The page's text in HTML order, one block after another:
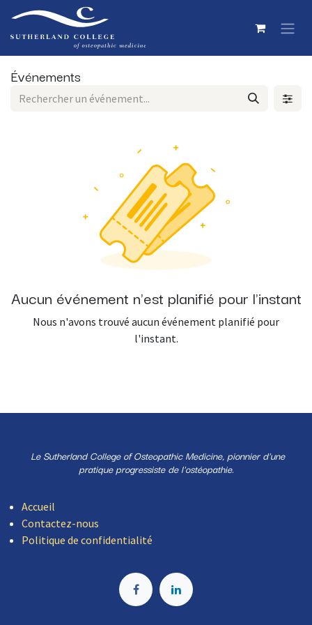
Se rendre au contenu
Événements
Aucun événement n'est planifié pour l'instant
Nous n'avons trouvé aucun événement planifié pour
l'instant.
Le Sutherland College of Osteopathic Medicine, pionnier d'une
pratique progressiste de l'ostéopathie.
Accueil
Contactez-nous
Politique de confidentialité